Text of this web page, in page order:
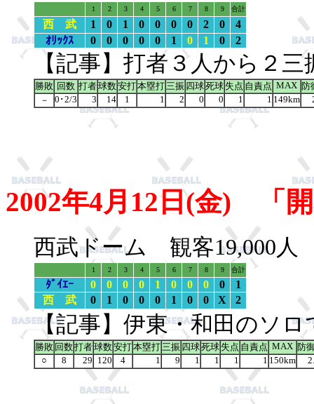
1 2 3 4 5 6 7 8 9 合計
西 武 1 0 1 0 0 0 0 2 0
4
ｵﾘｯｸｽ
0 0 0 0 0 1 0 1 0 2
【記事】打者３人から２
勝敗 回数 打者球数安打本塁打三振 四球死球 失点 自責点 MAX 防
－
0･2/3 3 14 1 1 2 0 0 1 1 149km
2002年4月12日(金) 「
西武ドーム 観客19,000人
1 2 3 4 5 6 7 8 9 合計
ﾀﾞｲｴｰ 0 0 0 0 1 0 0 0 0
1
西 武
0 1 0 0 0 1 0 0 X 2
【記事】伊東・和田のソ
勝敗 回数打者球数安打本塁打三振 四球死球 失点 自責点 MAX 防
○
8 29 120 4 1 9 1 1 1 1 150km